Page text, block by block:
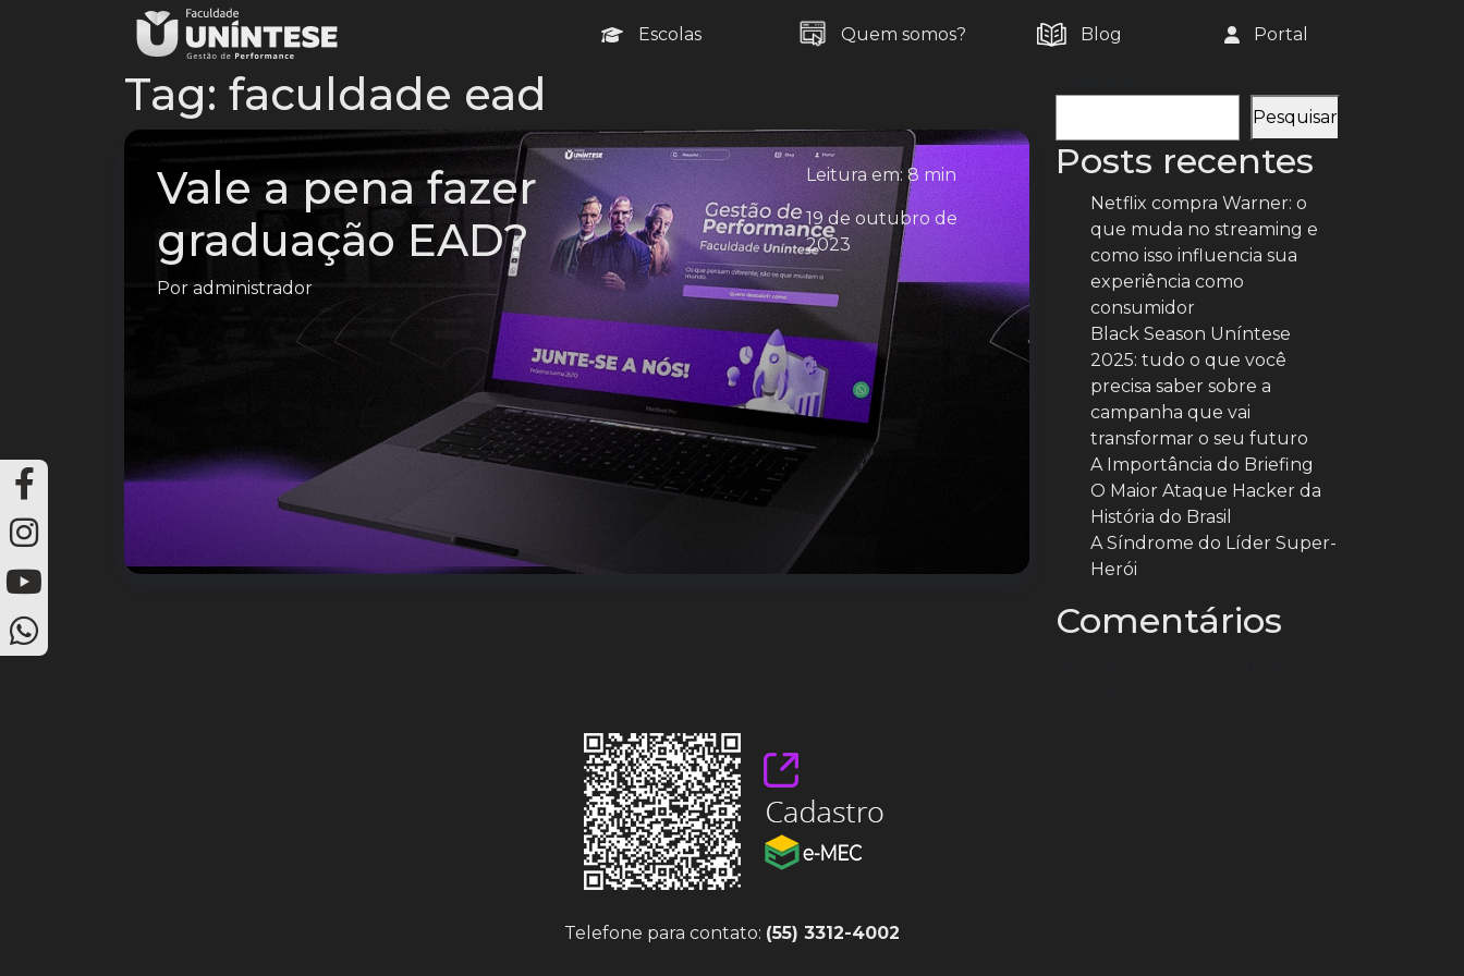
Escolas Quem somos? Blog Portal
Tag: faculdade ead
Vale a pena fazer
graduação EAD?
Por administrador
Leitura em: 8 min
19 de outubro de
2023
Pesquisar
Posts recentes
Netflix compra Warner: o
que muda no streaming e
como isso influencia sua
experiência como
consumidor
Black Season Uníntese
2025: tudo o que você
precisa saber sobre a
campanha que vai
transformar o seu futuro
A Importância do Briefing
O Maior Ataque Hacker da
História do Brasil
A Síndrome do Líder Super-
Herói
Comentários
Telefone para contato: (55) 3312-4002